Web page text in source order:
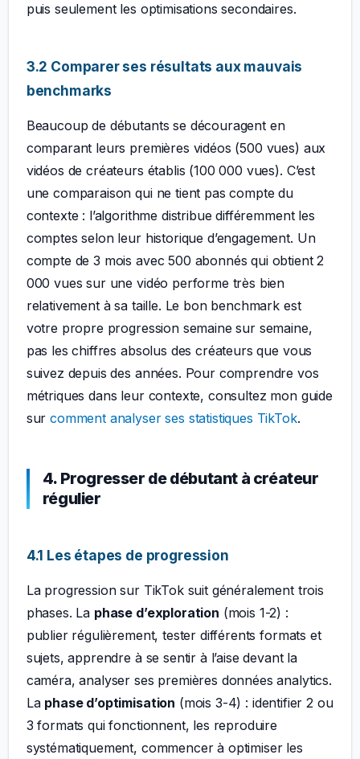
puis seulement les optimisations secondaires.
3.2 Comparer ses résultats aux mauvais
benchmarks
Beaucoup de débutants se découragent en
comparant leurs premières vidéos (500 vues) aux
vidéos de créateurs établis (100 000 vues). C’est
une comparaison qui ne tient pas compte du
contexte : l’algorithme distribue différemment les
comptes selon leur historique d’engagement. Un
compte de 3 mois avec 500 abonnés qui obtient 2
000 vues sur une vidéo performe très bien
relativement à sa taille. Le bon benchmark est
votre propre progression semaine sur semaine,
pas les chiffres absolus des créateurs que vous
suivez depuis des années. Pour comprendre vos
métriques dans leur contexte, consultez mon guide
surcomment analyser ses statistiques TikTok.
4. Progresser de débutant à créateur
régulier
4.1 Les étapes de progression
La progression sur TikTok suit généralement trois
phases. La phase d’exploration (mois 1-2) :
publier régulièrement, tester différents formats et
sujets, apprendre à se sentir à l’aise devant la
caméra, analyser ses premières données analytics.
La phase d’optimisation (mois 3-4) : identifier 2 ou
3 formats qui fonctionnent, les reproduire
systématiquement, commencer à optimiser les